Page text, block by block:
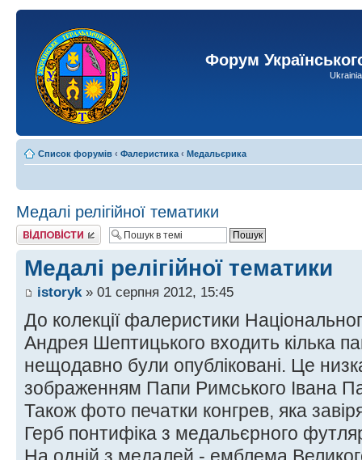
Форум
Список форумів ‹ Фалеристика ‹ Медальєрика
Медалі релігійної тематики
Відповісти
Медалі релігійної тематики
istoryk» 01 серпня 2012, 15:45
До колекції фалеристики
Андрея Шептицького входить кілька
нещодавно були опубліковані. Це
зображенням Папи Римського Івана
Також фото печатки конгрев, яка
Герб понтифіка з медальєрного